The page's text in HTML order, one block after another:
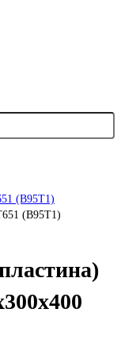
(В95Т1)
(В95Т1)